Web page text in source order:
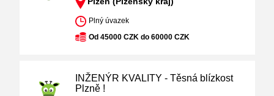
Plný úvazek
Od 45000 CZK do 60000 CZK
INŽENÝR KVALITY - Těsná blízkost
Plzně !